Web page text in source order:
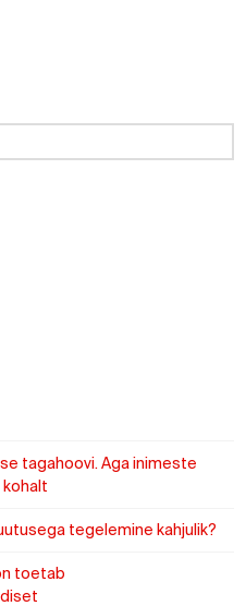
tagahoovi. Aga inimeste
tegelemine kahjulik?
toetab